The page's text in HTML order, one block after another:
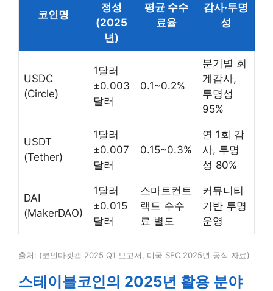
코인명
정성
(2025
년)
평균 수수
료율
감사·투명
성
USDC
(Circle)
1달러
±0.003
달러
0.1~0.2%
분기별 회
계감사,
투명성
95%
USDT
(Tether)
1달러
±0.007
달러
0.15~0.3%
연 1회 감
사, 투명
성 80%
DAI
(MakerDAO)
1달러
±0.015
달러
스마트컨트
랙트 수수
료 별도
커뮤니티
기반 투명
운영
출처: (코인마켓캡 2025 Q1 보고서, 미국 SEC 2025년 공식 자료)
스테이블코인의 2025년 활용 분야